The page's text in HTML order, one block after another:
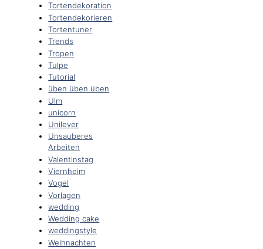
Tortendekoration
Tortendekorieren
Tortentuner
Trends
Tropen
Tulpe
Tutorial
üben üben üben
Ulm
unicorn
Unilever
Unsauberes
Arbeiten
Valentinstag
Viernheim
Vogel
Vorlagen
wedding
Wedding cake
weddingstyle
Weihnachten